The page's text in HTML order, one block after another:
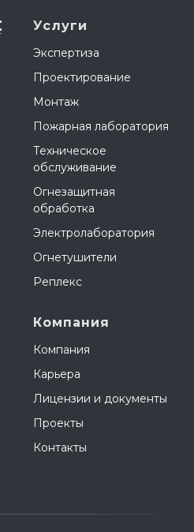
Услуги
Экспертиза
Проектирование
Монтаж
Пожарная лаборатория
Техническое
обслуживание
Огнезащитная
обработка
Электролаборатория
Огнетушители
Реплекс
Компания
Компания
Карьера
Лицензии и документы
Проекты
Контакты